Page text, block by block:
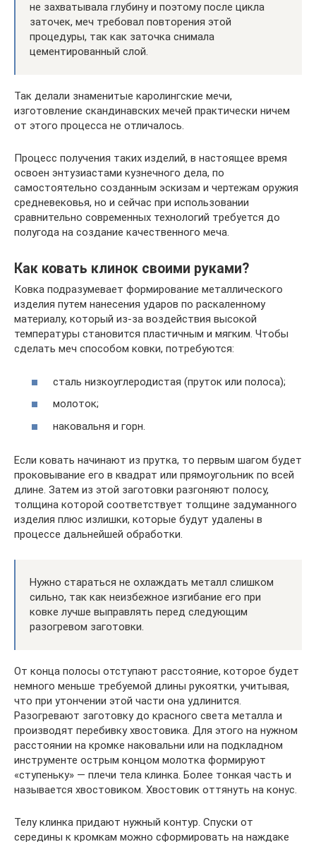
не захватывала глубину и поэтому после цикла
заточек, меч требовал повторения этой
процедуры, так как заточка снимала
цементированный слой.
Так делали знаменитые каролингские мечи,
изготовление скандинавских мечей практически ничем
от этого процесса не отличалось.
Процесс получения таких изделий, в настоящее время
освоен энтузиастами кузнечного дела, по
самостоятельно созданным эскизам и чертежам оружия
средневековья, но и сейчас при использовании
сравнительно современных технологий требуется до
полугода на создание качественного меча.
Как ковать клинок своими руками?
Ковка подразумевает формирование металлического
изделия путем нанесения ударов по раскаленному
материалу, который из-за воздействия высокой
температуры становится пластичным и мягким. Чтобы
сделать меч способом ковки, потребуются:
сталь низкоуглеродистая (пруток или полоса);
молоток;
наковальня и горн.
Если ковать начинают из прутка, то первым шагом будет
проковывание его в квадрат или прямоугольник по всей
длине. Затем из этой заготовки разгоняют полосу,
толщина которой соответствует толщине задуманного
изделия плюс излишки, которые будут удалены в
процессе дальнейшей обработки.
Нужно стараться не охлаждать металл слишком
сильно, так как неизбежное изгибание его при
ковке лучше выправлять перед следующим
разогревом заготовки.
От конца полосы отступают расстояние, которое будет
немного меньше требуемой длины рукоятки, учитывая,
что при утончении этой части она удлинится.
Разогревают заготовку до красного света металла и
производят перебивку хвостовика. Для этого на нужном
расстоянии на кромке наковальни или на подкладном
инструменте острым концом молотка формируют
«ступеньку» — плечи тела клинка. Более тонкая часть и
называется хвостовиком. Хвостовик оттянуть на конус.
Телу клинка придают нужный контур. Спуски от
середины к кромкам можно сформировать на наждаке